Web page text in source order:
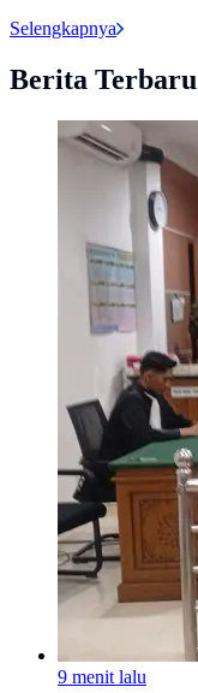
Selengkapnya
Berita Terbaru
9 menit lalu